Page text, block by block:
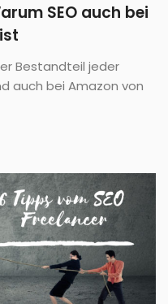
SEO auch bei
Bestandteil jeder
auch bei Amazon von